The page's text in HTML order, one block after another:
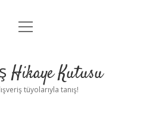
Anasayfa
Yasal Uyarı
menüyü
Hikaye Kutusu
tüyolarıyla tanış!